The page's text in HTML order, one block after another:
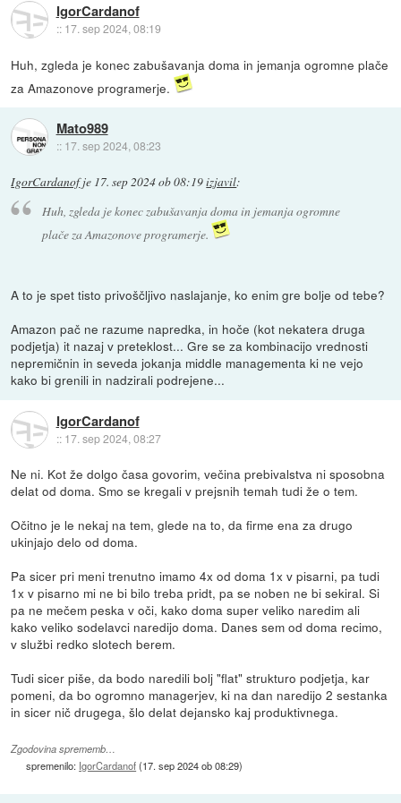
IgorCardanof
:: 17. sep 2024, 08:19
Huh, zgleda je konec zabušavanja doma in jemanja ogromne plače
za Amazonove programerje.
Mato989
:: 17. sep 2024, 08:23
IgorCardanofje 17. sep 2024 ob 08:19izjavil:
Huh, zgleda je konec zabušavanja doma in jemanja ogromne
plače za Amazonove programerje.
A to je spet tisto privoščljivo naslajanje, ko enim gre bolje od tebe?
Amazon pač ne razume napredka, in hoče (kot nekatera druga
podjetja) it nazaj v preteklost... Gre se za kombinacijo vrednosti
nepremičnin in seveda jokanja middle managementa ki ne vejo
kako bi grenili in nadzirali podrejene...
IgorCardanof
:: 17. sep 2024, 08:27
Ne ni. Kot že dolgo časa govorim, večina prebivalstva ni sposobna
delat od doma. Smo se kregali v prejsnih temah tudi že o tem.
Očitno je le nekaj na tem, glede na to, da firme ena za drugo
ukinjajo delo od doma.
Pa sicer pri meni trenutno imamo 4x od doma 1x v pisarni, pa tudi
1x v pisarno mi ne bi bilo treba pridt, pa se noben ne bi sekiral. Si
pa ne mečem peska v oči, kako doma super veliko naredim ali
kako veliko sodelavci naredijo doma. Danes sem od doma recimo,
v službi redko slotech berem.
Tudi sicer piše, da bodo naredili bolj "flat" strukturo podjetja, kar
pomeni, da bo ogromno managerjev, ki na dan naredijo 2 sestanka
in sicer nič drugega, šlo delat dejansko kaj produktivnega.
Zgodovina sprememb…
spremenilo: IgorCardanof(17. sep 2024 ob 08:29)